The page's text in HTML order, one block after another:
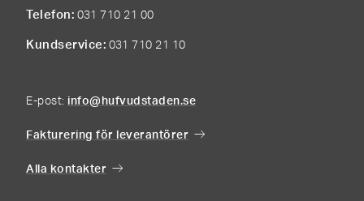
Telefon 031 710 21 00
Kundservice 031 710 21 10
E-post: info@hufvudstaden.se
Fakturering för leverantörer
Alla kontakter